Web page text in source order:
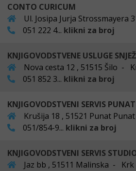
CONTO CURICUM
Ul. Josipa Jurja
051 222 4... klikni za broj
KNJIGOVODSTVENE USLUGE
Nova cesta 12 , 51515 Šilo -
051 852 3... klikni za broj
KNJIGOVODSTVENI SERVIS PUNAT
Krušija 18 , 51521 Punat
051/854-9... klikni za broj
KNJIGOVODSTVENI SERVIS
Jaz bb , 51511 Malinska - Krk